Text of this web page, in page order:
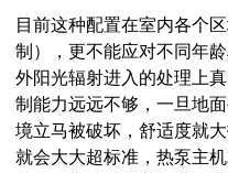
目前这种配置在室内各个
制），更不能应对不同年
外阳光辐射进入的处理上
制能力远远不够，一旦地
境立马被破坏，舒适度就
就会大大超标准，热泵主